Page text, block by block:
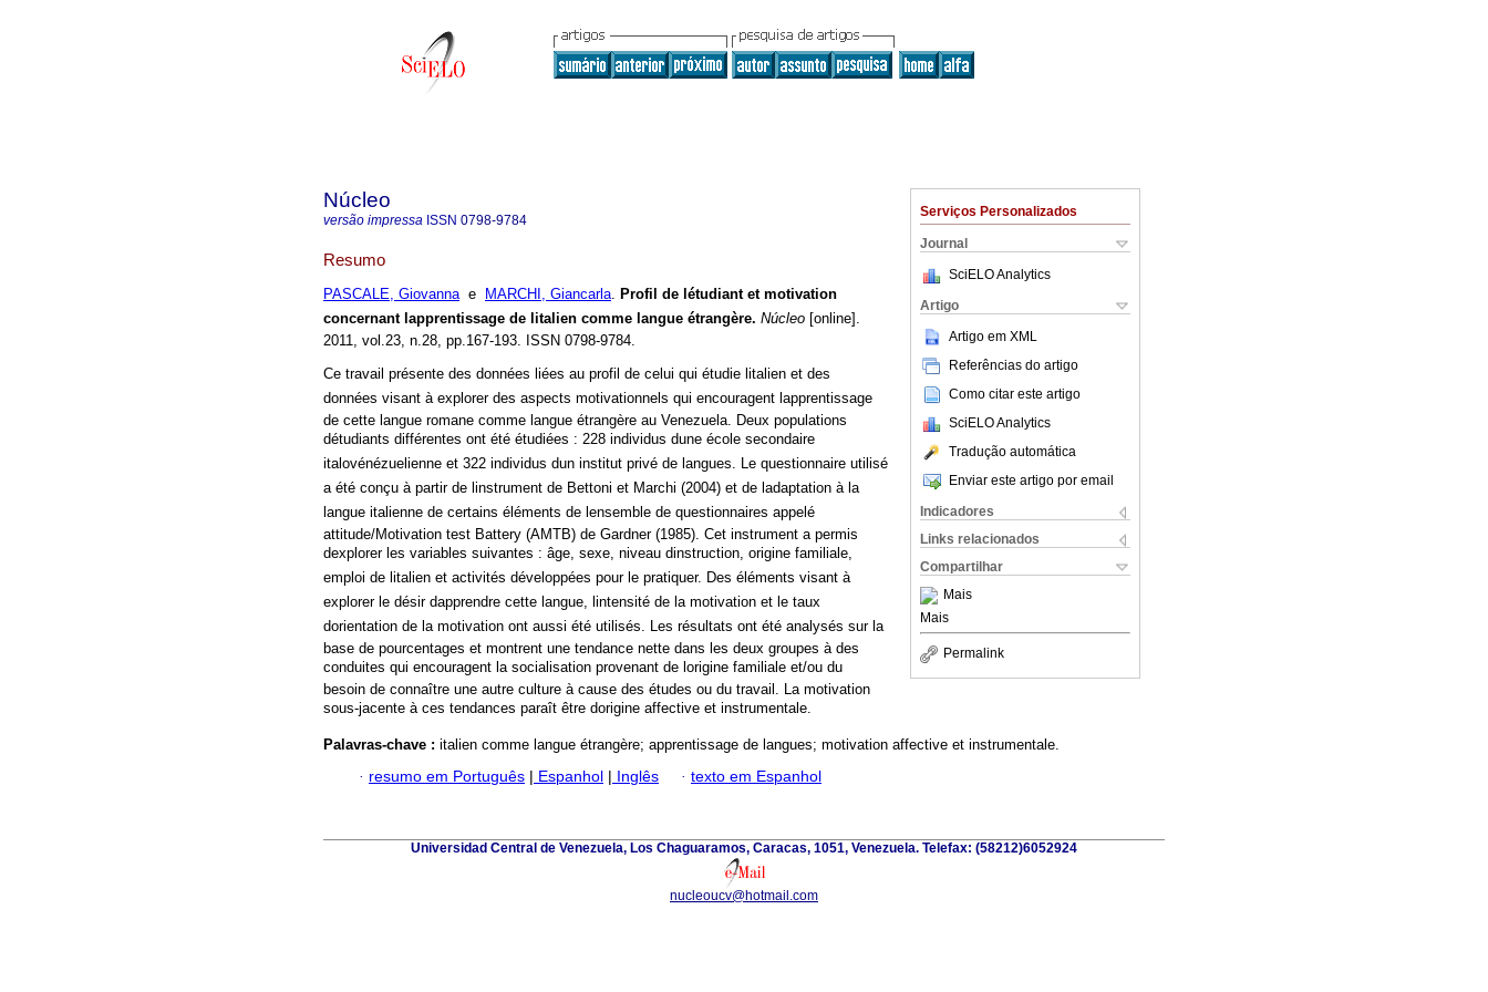
Serviços Personalizados
Journal
SciELO Analytics
Artigo
Artigo em XML
Referências do artigo
Como citar este artigo
SciELO Analytics
Tradução automática
Enviar este artigo por email
Indicadores
Links relacionados
Compartilhar
Mais
Mais
Permalink
Núcleo
versão impressa ISSN 0798-9784
Resumo
PASCALE, Giovannae MARCHI, Giancarla. Profil de létudiant et motivation
concernant lapprentissage de litalien comme langue étrangère. Núcleo [online].
2011, vol.23, n.28, pp.167-193. ISSN 0798-9784.
Ce travail présente des données liées au profil de celui qui étudie litalien et des
données visant à explorer des aspects motivationnels qui encouragent lapprentissage
de cette langue romane comme langue étrangère au Venezuela. Deux populations
détudiants différentes ont été étudiées : 228 individus dune école secondaire
italovénézuelienne et 322 individus dun institut privé de langues. Le questionnaire utilisé
a été conçu à partir de linstrument de Bettoni et Marchi (2004) et de ladaptation à la
langue italienne de certains éléments de lensemble de questionnaires appelé
attitude/Motivation test Battery (AMTB) de Gardner (1985). Cet instrument a permis
dexplorer les variables suivantes : âge, sexe, niveau dinstruction, origine familiale,
emploi de litalien et activités développées pour le pratiquer. Des éléments visant à
explorer le désir dapprendre cette langue, lintensité de la motivation et le taux
dorientation de la motivation ont aussi été utilisés. Les résultats ont été analysés sur la
base de pourcentages et montrent une tendance nette dans les deux groupes à des
conduites qui encouragent la socialisation provenant de lorigine familiale et/ou du
besoin de connaître une autre culture à cause des études ou du travail. La motivation
sous-jacente à ces tendances paraît être dorigine affective et instrumentale.
Palavras-chave : italien comme langue étrangère; apprentissage de langues; motivation affective et instrumentale.
· resumo em Português | Espanhol | Inglês · texto em Espanhol
Universidad Central de Venezuela, Los Chaguaramos, Caracas, 1051, Venezuela. Telefax: (58212)6052924
nucleoucv@hotmail.com